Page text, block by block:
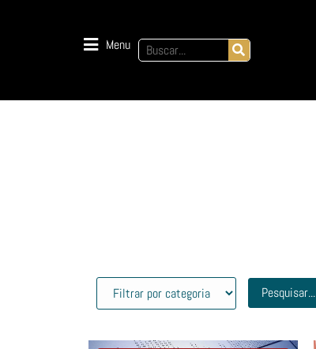
Menu
Pesquisar...